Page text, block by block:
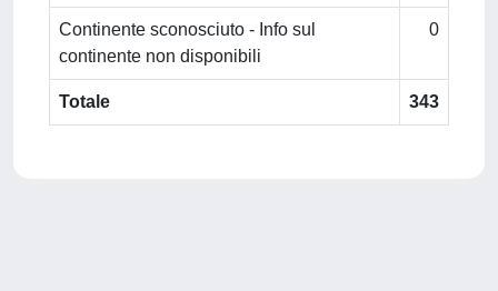
Continente sconosciuto - Info sul
continente non disponibili
0
Totale 343